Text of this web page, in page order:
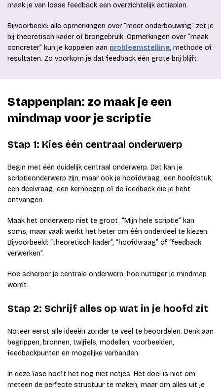
maak je van losse feedback een overzichtelijk actieplan.
Bijvoorbeeld: alle opmerkingen over “meer onderbouwing” zet je
bij theoretisch kader of brongebruik. Opmerkingen over “maak
concreter” kun je koppelen aan probleemstelling, methode of
resultaten. Zo voorkom je dat feedback één grote brij blijft.
Stappenplan: zo maak je een
mindmap voor je scriptie
Stap 1: Kies één centraal onderwerp
Begin met één duidelijk centraal onderwerp. Dat kan je
scriptieonderwerp zijn, maar ook je hoofdvraag, een hoofdstuk,
een deelvraag, een kernbegrip of de feedback die je hebt
ontvangen.
Maak het onderwerp niet te groot. “Mijn hele scriptie” kan
soms, maar vaak werkt het beter om één onderdeel te kiezen.
Bijvoorbeeld: “theoretisch kader”, “hoofdvraag” of “feedback
verwerken”.
Hoe scherper je centrale onderwerp, hoe nuttiger je mindmap
wordt.
Stap 2: Schrijf alles op wat in je hoofd zit
Noteer eerst alle ideeën zonder te veel te beoordelen. Denk aan
begrippen, bronnen, twijfels, modellen, voorbeelden,
feedbackpunten en mogelijke verbanden.
In deze fase hoeft het nog niet netjes. Het doel is niet om
meteen de perfecte structuur te maken, maar om alles uit je